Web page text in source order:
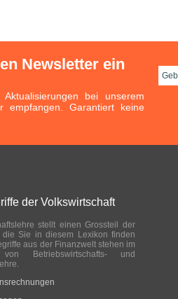
Newsletter ein
bei unserem
empfangen. Garantiert keine
der Volkswirtschaft
stellt einen Grossteil der
die Sie in diesem Lexikon finden
aus der Finanzwelt stehen im
von Betriebswirtschafts- und